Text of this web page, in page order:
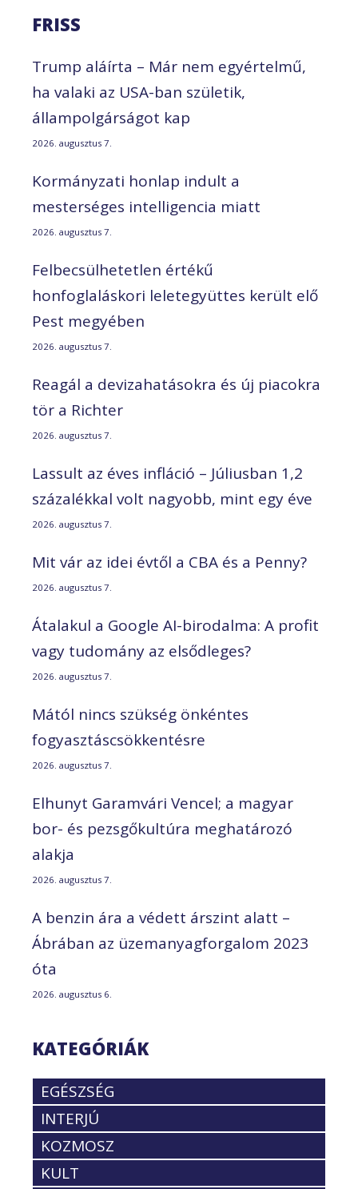
FRISS
Trump aláírta – Már nem egyértelmű,
ha valaki az USA-ban születik,
állampolgárságot kap
2026. augusztus 7.
Kormányzati honlap indult a
mesterséges intelligencia miatt
2026. augusztus 7.
Felbecsülhetetlen értékű
honfoglaláskori leletegyüttes került elő
Pest megyében
2026. augusztus 7.
Reagál a devizahatásokra és új piacokra
tör a Richter
2026. augusztus 7.
Lassult az éves infláció – Júliusban 1,2
százalékkal volt nagyobb, mint egy éve
2026. augusztus 7.
Mit vár az idei évtől a CBA és a Penny?
2026. augusztus 7.
Átalakul a Google AI-birodalma: A profit
vagy tudomány az elsődleges?
2026. augusztus 7.
Mától nincs szükség önkéntes
fogyasztáscsökkentésre
2026. augusztus 7.
Elhunyt Garamvári Vencel; a magyar
bor- és pezsgőkultúra meghatározó
alakja
2026. augusztus 7.
A benzin ára a védett árszint alatt –
Ábrában az üzemanyagforgalom 2023
óta
2026. augusztus 6.
KATEGÓRIÁK
EGÉSZSÉG
INTERJÚ
KOZMOSZ
KULT